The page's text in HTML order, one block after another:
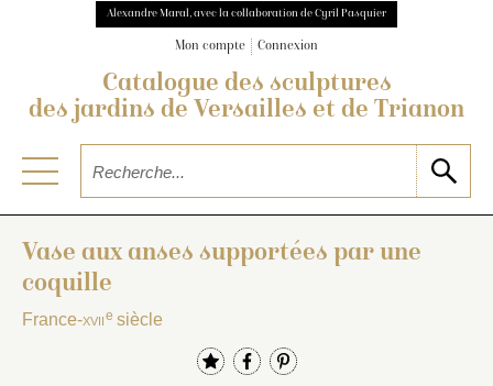
Alexandre Maral, avec la collaboration de Cyril Pasquier
Mon compte Connexion
Catalogue des sculptures
des jardins de Versailles et de Trianon
Vase aux anses supportées par une
coquille
France-xviie siècle